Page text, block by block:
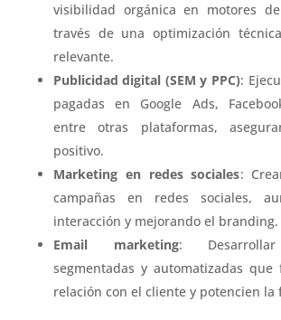
visibilidad orgánica en motores
través de una optimización
relevante.
Publicidad digital (SEM y PPC):
pagadas en Google Ads,
entre otras plataformas,
positivo.
Marketing en redes sociales:
campañas en redes sociales,
interacción y mejorando el branding.
Email marketing: Desarrollar
segmentadas y automatizadas que
relación con el cliente y potencien la